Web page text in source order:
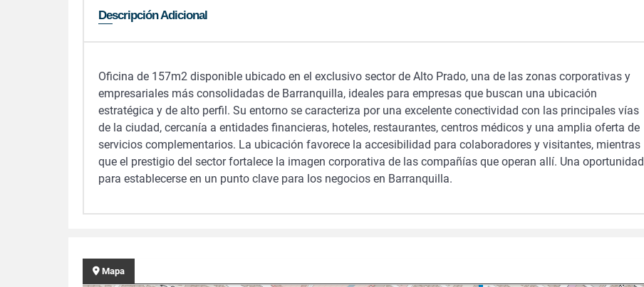
Descripción Adicional
Oficina de 157m2 disponible ubicado en el exclusivo sector de Alto Prado, una de las zonas corporativas y
empresariales más consolidadas de Barranquilla, ideales para empresas que buscan una ubicación
estratégica y de alto perfil. Su entorno se caracteriza por una excelente conectividad con las principales vías
de la ciudad, cercanía a entidades financieras, hoteles, restaurantes, centros médicos y una amplia oferta de
servicios complementarios. La ubicación favorece la accesibilidad para colaboradores y visitantes, mientras
que el prestigio del sector fortalece la imagen corporativa de las compañías que operan allí. Una oportunidad
para establecerse en un punto clave para los negocios en Barranquilla.
Mapa